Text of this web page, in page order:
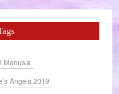
Manusia
Angels 2019